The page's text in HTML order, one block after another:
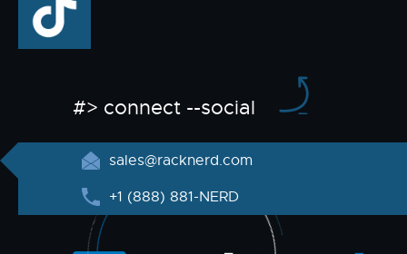
#> connect --social
sales@racknerd.com
+1 (888) 881-NERD